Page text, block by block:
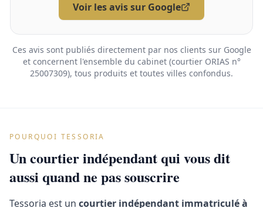
Voir les avis sur Google
Ces avis sont publiés directement par nos clients sur Google
et concernent l'ensemble du cabinet (courtier ORIAS n°
25007309), tous produits et toutes villes confondus.
POURQUOI TESSORIA
Un courtier indépendant qui vous dit
aussi quand ne pas souscrire
Tessoria est un courtier indépendant immatriculé à